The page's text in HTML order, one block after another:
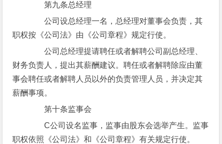
第九条总经理
公司设总经理一名，总经理对董事会负责，其
职权按《公司法》由《公司章程》规定行使。
公司总经理提请聘任或者解聘公司副总经理、
财务负责人，提出其薪酬建议。聘任或者解聘除应由董
事会聘任或者解聘人员以外的负责管理人员，并决定其
薪酬事项。
第十条监事会
C公司设名监事，监事由股东会选举产生。监事
职权依照《公司法》和《公司章程》有关规定行使。